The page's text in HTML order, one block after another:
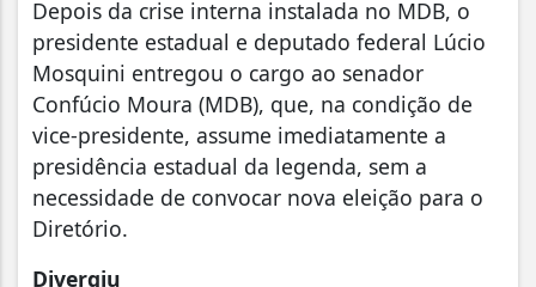
Depois da crise interna instalada no MDB, o
presidente estadual e deputado federal Lúcio
Mosquini entregou o cargo ao senador
Confúcio Moura (MDB), que, na condição de
vice-presidente, assume imediatamente a
presidência estadual da legenda, sem a
necessidade de convocar nova eleição para o
Diretório.
Divergiu